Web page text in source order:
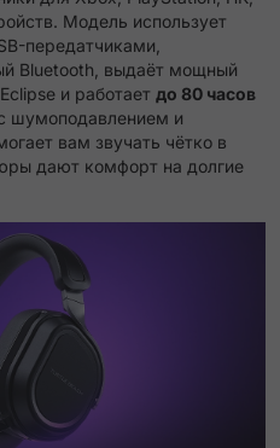
Модель использует
передатчиками,
Bluetooth, выдаёт мощный
Eclipse и работает до 80 часов
шумоподавлением и
вам звучать чётко в
дают комфорт на долгие